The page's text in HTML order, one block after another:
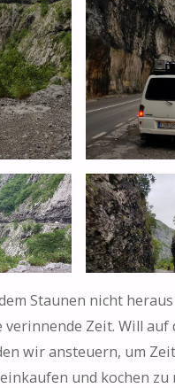
Staunen nicht
Zeit. Will auf
wir ansteuern, um
und kochen zu